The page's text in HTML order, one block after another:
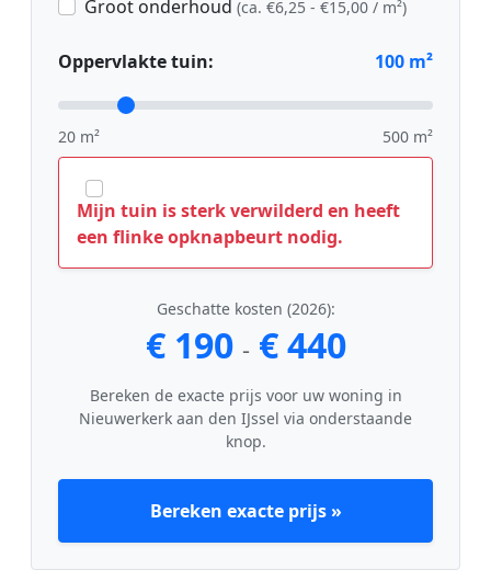
Groot onderhoud (ca. €6,25 - €15,00 / m²)
Oppervlakte tuin: 100 m²
20 m² 500 m²
Mijn tuin is sterk verwilderd en heeft
een flinke opknapbeurt nodig.
Geschatte kosten (2026):
€ 190 - € 440
Bereken de exacte prijs voor uw woning in
Nieuwerkerk aan den IJssel via onderstaande
knop.
Bereken exacte prijs »